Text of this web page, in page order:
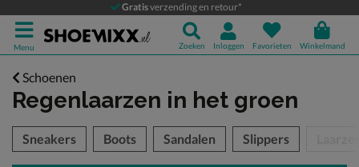
Gratisverzending en retour*
Menu Zoeken Inloggen Favorieten Winkelmand
Schoenen
Regenlaarzen in het groen
over
Sneakers Boots Sandalen Slippers